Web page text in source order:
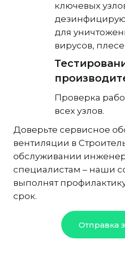
ключевых
для
вирусов,
Проверка
всех узлов.
Доверьте сервисное
вентиляции в
обслуживании
специалистам – наши
выполнят
срок.
Отправка